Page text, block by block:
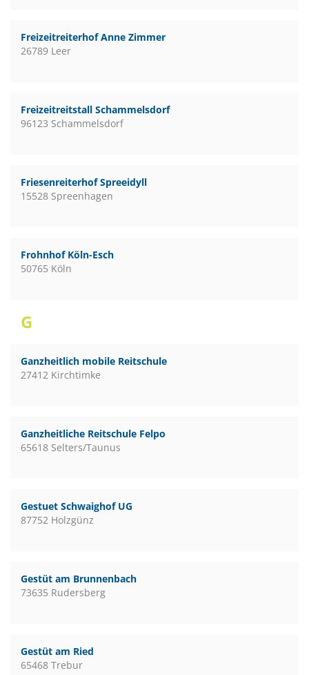
Freizeitreiterhof Anne Zimmer
26789 Leer
Freizeitreitstall Schammelsdorf
96123 Schammelsdorf
Friesenreiterhof Spreeidyll
15528 Spreenhagen
Frohnhof Köln-Esch
50765 Köln
G
Ganzheitlich mobile Reitschule
27412 Kirchtimke
Ganzheitliche Reitschule Felpo
65618 Selters/Taunus
Gestuet Schwaighof UG
87752 Holzgünz
Gestüt am Brunnenbach
73635 Rudersberg
Gestüt am Ried
65468 Trebur